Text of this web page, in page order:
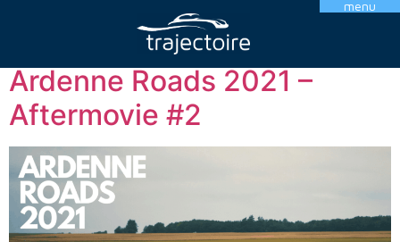
menu
Catégorie :Vidéo
Ardenne Roads 2021 –
Aftermovie #2